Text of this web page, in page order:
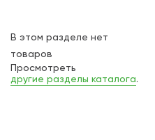
В этом разделе нет
товаров
Просмотреть
другие разделы каталога.